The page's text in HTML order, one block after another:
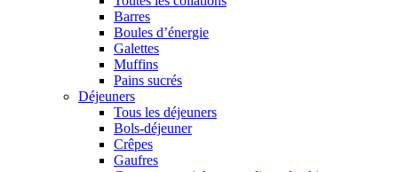
Barres
Boules d’énergie
Galettes
Muffins
Pains sucrés
Déjeuners
Tous les déjeuners
Bols-déjeuner
Crêpes
Gaufres